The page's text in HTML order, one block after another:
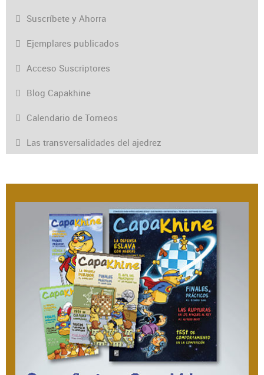
Suscríbete y Ahorra
Ejemplares publicados
Acceso Suscriptores
Blog Capakhine
Calendario de Torneos
Las transversalidades del ajedrez